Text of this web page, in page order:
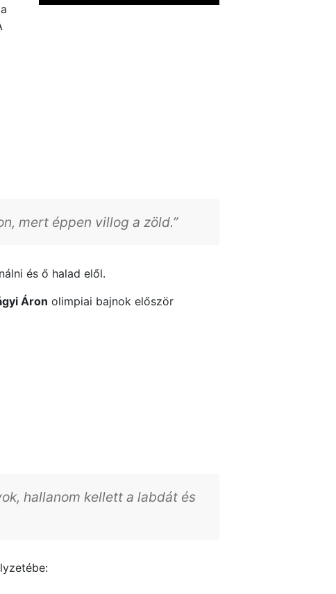
mert éppen villog a zöld.”
és ő halad elől.
Áron olimpiai bajnok először
hallanom kellett a labdát és